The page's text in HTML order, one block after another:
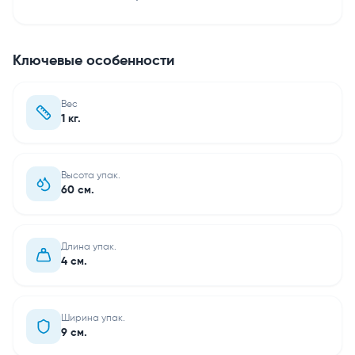
Ключевые особенности
Вес
1 кг.
Высота упак.
60 см.
Длина упак.
4 см.
Ширина упак.
9 см.